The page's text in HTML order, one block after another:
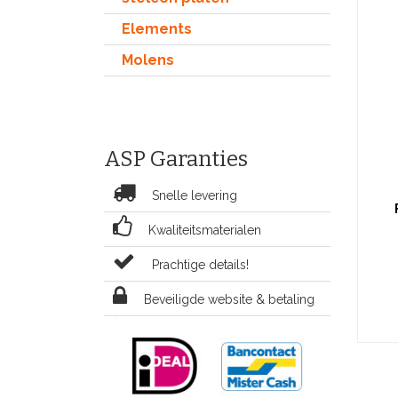
Elements
Molens
ASP Garanties
Snelle levering
Kwaliteitsmaterialen
Prachtige details!
Beveiligde website & betaling
vocht.